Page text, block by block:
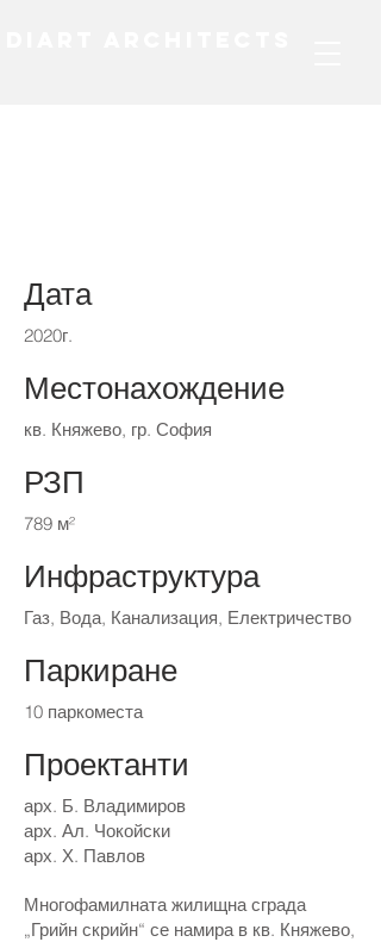
Дата
2020г.
Местонахождение
кв. Княжево, гр. София
РЗП
789 м²
Инфраструктура
Газ, Вода, Канализация, Електричество
Паркиране
10 паркоместа
Проектанти
арх. Б. Владимиров
арх. Ал. Чокойски
арх. Х. Павлов
Многофамилната жилищна сграда
„Грийн скрийн“ се намира в кв. Княжево,